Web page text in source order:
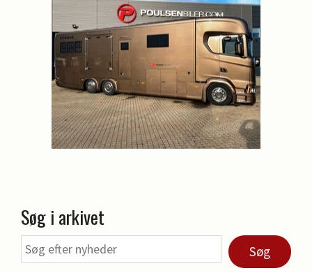
Søg i arkivet
Søg